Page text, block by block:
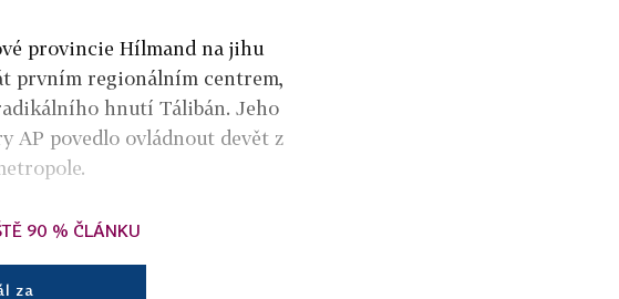
provincie Hílmand na jihu
prvním regionálním centrem,
hnutí Tálibán. Jeho
AP povedlo ovládnout devět z
90 % ČLÁNKU
za